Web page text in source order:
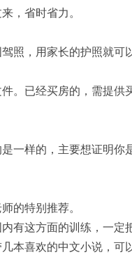
，省时省力。
照，用家长的护照就可
。已经买房的，需提供
一样的，主要想证明你
的特别推荐。
有这方面的训练，一定
本喜欢的中文小说，可